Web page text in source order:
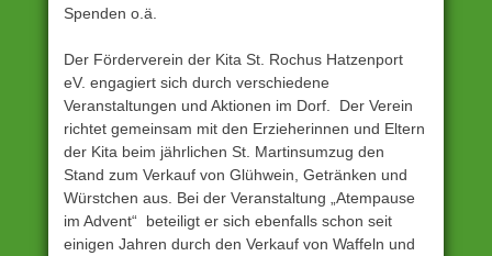
Spenden o.ä.
Der Förderverein der Kita St. Rochus Hatzenport
eV. engagiert sich durch verschiedene
Veranstaltungen und Aktionen im Dorf. Der Verein
richtet gemeinsam mit den Erzieherinnen und Eltern
der Kita beim jährlichen St. Martinsumzug den
Stand zum Verkauf von Glühwein, Getränken und
Würstchen aus. Bei der Veranstaltung „Atempause
im Advent“ beteiligt er sich ebenfalls schon seit
einigen Jahren durch den Verkauf von Waffeln und